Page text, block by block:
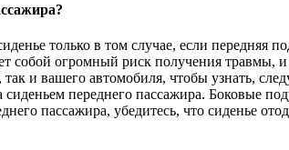
только в том случае, если передняя
собой огромный риск получения травмы,
и вашего автомобиля, чтобы узнать,
переднего пассажира. Боковые
пассажира, убедитесь, что сиденье